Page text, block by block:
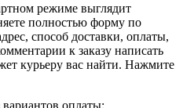
режиме выглядит
полностью форму по
способ доставки, оплаты,
к заказу написать
курьеру вас найти. Нажмите
оплаты: